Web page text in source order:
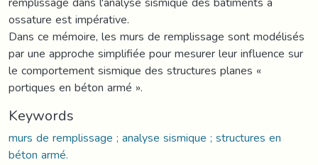
ossature est impérative.
Dans ce mémoire, les murs de remplissage sont modélisés
par une approche simplifiée pour mesurer leur influence sur
le comportement sismique des structures planes «
portiques en béton armé ».
Keywords
murs de remplissage ; analyse sismique ; structures en
béton armé.